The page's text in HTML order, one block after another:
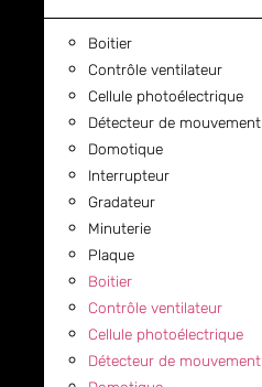
Boitier
Contrôle ventilateur
Cellule photoélectrique
Détecteur de mouvement
Domotique
Interrupteur
Gradateur
Minuterie
Plaque
Boitier
Contrôle ventilateur
Cellule photoélectrique
Détecteur de mouvement